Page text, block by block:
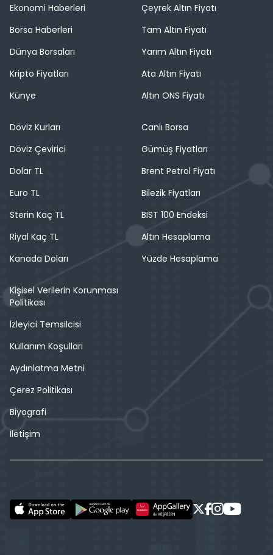
Ekonomi Haberleri
Borsa Haberleri
Dünya Borsaları
Kripto Fiyatları
Künye
Çeyrek Altın Fiyatı
Tam Altın Fiyatı
Yarım Altın Fiyatı
Ata Altın Fiyatı
Altın ONS Fiyatı
Döviz Kurları
Döviz Çevirici
Dolar TL
Euro TL
Sterin Kaç TL
Riyal Kaç TL
Kanada Doları
Canlı Borsa
Gümüş Fiyatları
Brent Petrol Fiyatı
Bilezik Fiyatları
BIST 100 Endeksi
Altın Hesaplama
Yüzde Hesaplama
Kişisel Verilerin Korunması
Politikası
İzleyici Temsilcisi
Kullanım Koşulları
Aydınlatma Metni
Çerez Politikası
Biyografi
İletişim